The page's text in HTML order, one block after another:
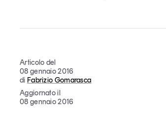
Tendenze è il magazine di GS1 Italy
indipendente il cambiamento e le sfide
dell’economia a professionisti e
Articolo del
08 gennaio 2016
di Fabrizio Gomarasca
Aggiornato il
08 gennaio 2016